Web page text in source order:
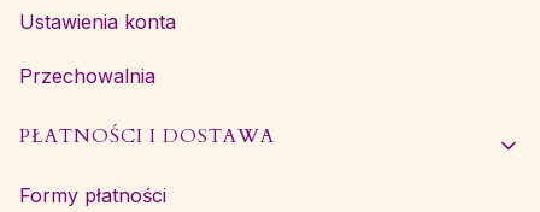
Ustawienia konta
Przechowalnia
PŁATNOŚCI I DOSTAWA
Formy płatności